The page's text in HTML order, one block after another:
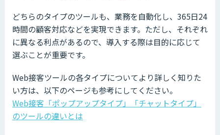
どちらのタイプのツールも、業務を自動化し、365日24
時間の顧客対応などを実現できます。ただし、それぞれ
に異なる利点があるので、導入する際は目的に応じて
選ぶことが重要です。
Web接客ツールの各タイプについてより詳しく知りた
い方は、以下のページも参考にしてください。
Web接客「ポップアップタイプ」「チャットタイプ」
のツールの違いとは